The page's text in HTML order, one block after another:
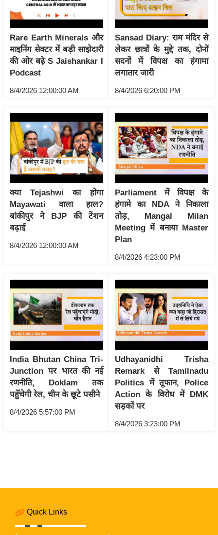
स्थ
व्र
त
त्यो
हा
र
शि
फ
ल
वि
शे
ष
वि
श्ले
ष
ण
ट्रें
c
k
L
n
k
s
चु
व
फो
Rare Earth Minerals और
माइनिंग सेक्टर में बड़ी साझेदारी
की ओर बढ़े S Jaishankar I
Podcast
8/4/2026 12:00:00 AM
Sansad Diary: राम मंदिर से
लेकर छात्रों के मुद्दे तक, दोनों
सदनों में विपक्ष का हंगामा
लगातार जारी
8/4/2026 6:20:00 PM
क्या Tejashwi का होगा
Mayawati वाला हाल?
बांकीपुर ने BJP की टेंशन
बढ़ाई
8/4/2026 12:00:00 AM
Parliament में विपक्ष के
हंगामे का NDA ने निकाला
तोड़, Mangal Milan
Meeting में बनाया Master
Plan
8/4/2026 4:23:00 PM
India Bhutan China Tri-
Junction पर भारत की नई
रणनीति, Doklam तक
पहुँचेगी रेल, चीन के छूटे पसीने
8/4/2026 5:57:00 PM
Udhayanidhi Trisha
Remark से Tamilnadu
Politics में तूफान, Police
Action के विरोध में DMK
सड़कों पर
8/4/2026 3:23:00 PM
Quick Links